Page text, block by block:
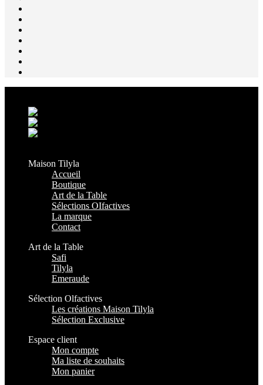
Maison Tilyla
Accueil
Boutique
Art de la Table
Sélections OIfactives
La marque
Contact
Art de la Table
Safi
Tilyla
Emeraude
Sélection Olfactives
Les créations Maison Tilyla
Sélection Exclusive
Espace client
Mon compte
Ma liste de souhaits
Mon panier